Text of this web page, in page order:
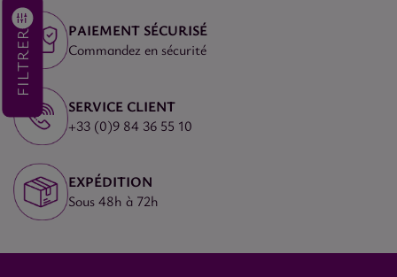
FILTRER
PAIEMENT SÉCURISÉ
Commandez en sécurité
SERVICE CLIENT
+33 (0)9 84 36 55 10
EXPÉDITION
Sous 48h à 72h